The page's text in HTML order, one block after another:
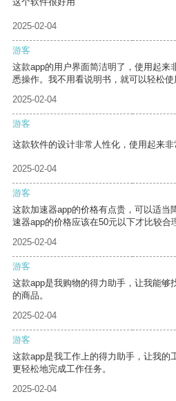
2025-02-04
游客
这款app的用户界面简洁明了，使用起来
悉操作。我不用看说明书，就可以轻松使
2025-02-04
游客
这款软件的设计非常人性化，使用起来非
2025-02-04
游客
这款加速器app的价格有点贵，可以适当
速器app的价格应该在50元以下才比较合
2025-02-04
游客
这款app是我购物的得力助手，让我能够
的商品。
2025-02-04
游客
这款app是我工作上的得力助手，让我的
更轻松地完成工作任务。
2025-02-04